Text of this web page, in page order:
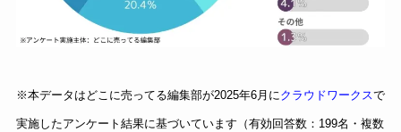
※本データはどこに売ってる編集部が2025年6月にクラウドワークスで
実施したアンケート結果に基づいています（有効回答数：199名・複数